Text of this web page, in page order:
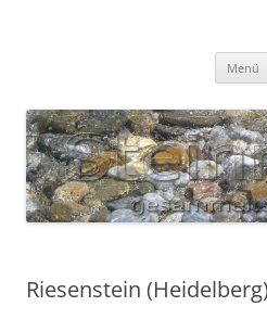
Menü
Riesenstein (Heidelberg)